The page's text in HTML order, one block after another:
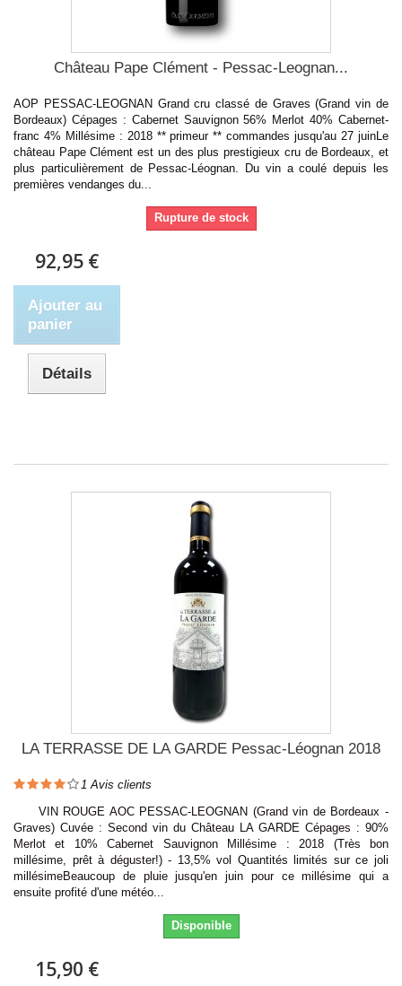
Château Pape Clément - Pessac-Leognan...
AOP PESSAC-LEOGNAN Grand cru classé de Graves (Grand vin de
Bordeaux) Cépages : Cabernet Sauvignon 56% Merlot 40% Cabernet-
franc 4% Millésime : 2018 ** primeur ** commandes jusqu'au 27 juinLe
château Pape Clément est un des plus prestigieux cru de Bordeaux, et
plus particulièrement de Pessac-Léognan. Du vin a coulé depuis les
premières vendanges du...
Rupture de stock
92,95 €
Ajouter au
panier
Détails
LA TERRASSE DE LA GARDE Pessac-Léognan 2018
1 Avis clients
VIN ROUGE AOC PESSAC-LEOGNAN (Grand vin de Bordeaux -
Graves) Cuvée : Second vin du Château LA GARDE Cépages : 90%
Merlot et 10% Cabernet Sauvignon Millésime : 2018 (Très bon
millésime, prêt à déguster!) - 13,5% vol Quantités limités sur ce joli
millésimeBeaucoup de pluie jusqu'en juin pour ce millésime qui a
ensuite profité d'une météo...
Disponible
15,90 €